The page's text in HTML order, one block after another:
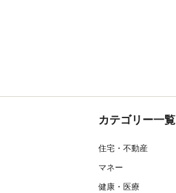
カテゴリー一覧
住宅・不動産
マネー
健康・医療